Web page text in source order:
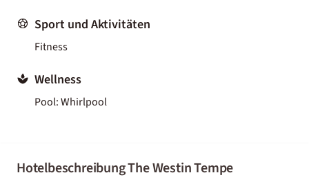
Sport und Aktivitäten
Fitness
Wellness
Pool: Whirlpool
Hotelbeschreibung The Westin Tempe